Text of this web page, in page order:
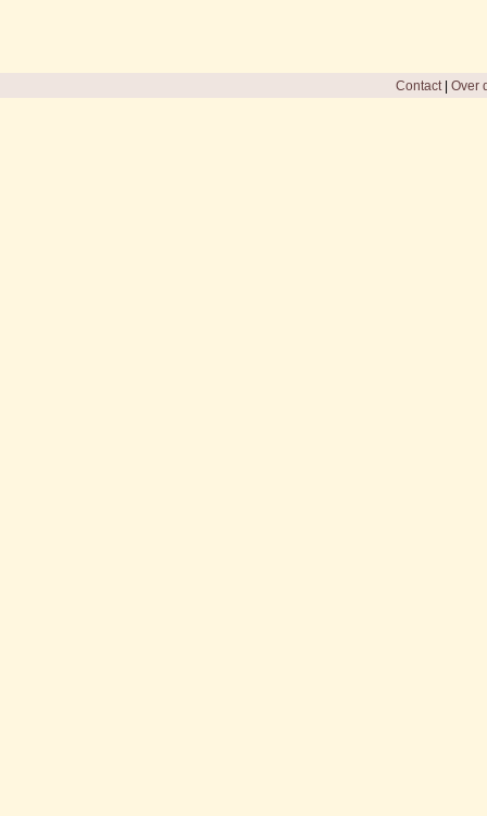
Contact| Over